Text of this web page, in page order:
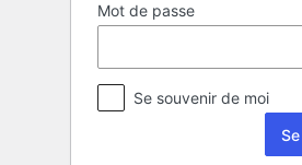
Mot de passe
Se souvenir de moi